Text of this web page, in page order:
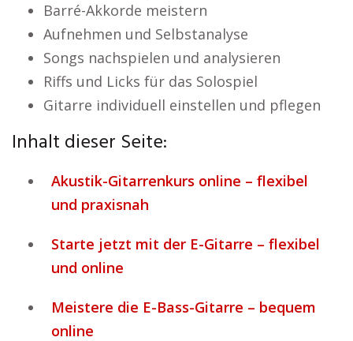
Barré-Akkorde meistern
Aufnehmen und Selbstanalyse
Songs nachspielen und analysieren
Riffs und Licks für das Solospiel
Gitarre individuell einstellen und pflegen
Inhalt dieser Seite:
Akustik-Gitarrenkurs online – flexibel
und praxisnah
Starte jetzt mit der E-Gitarre – flexibel
und online
Meistere die E-Bass-Gitarre – bequem
online